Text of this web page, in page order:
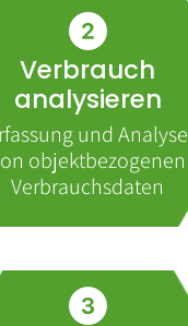
Verbrauch
analysieren
und Analyse
objektbezogenen
Verbrauchsdaten